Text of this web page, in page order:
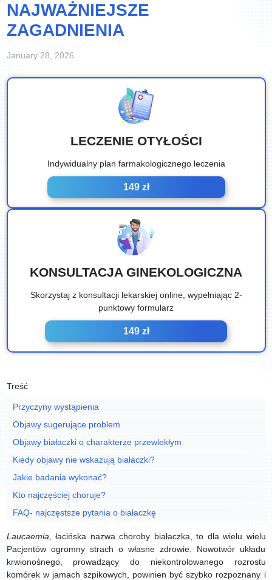
NAJWAŻNIEJSZE
ZAGADNIENIA
January 28, 2026
LECZENIE OTYŁOŚCI
Indywidualny plan farmakologicznego leczenia
149 zł
KONSULTACJA GINEKOLOGICZNA
Skorzystaj z konsultacji lekarskiej online, wypełniając 2-
punktowy formularz
149 zł
Treść
Przyczyny wystąpienia
Objawy sugerujące problem
Objawy białaczki o charakterze przewlekłym
Kiedy objawy nie wskazują białaczki?
Jakie badania wykonać?
Kto najczęściej choruje?
FAQ- najczęstsze pytania o białaczkę
Laucaemia , łacińska nazwa choroby białaczka, to dla wielu wielu
Pacjentów ogromny strach o własne zdrowie. Nowotwór układu
krwionośnego, prowadzący do niekontrolowanego rozrostu
komórek w jamach szpikowych, powinien być szybko rozpoznany i